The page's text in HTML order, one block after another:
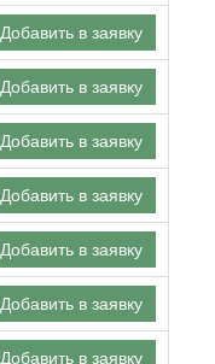
Добавить в заявку
Добавить в заявку
Добавить в заявку
Добавить в заявку
Добавить в заявку
Добавить в заявку
Добавить в заявку